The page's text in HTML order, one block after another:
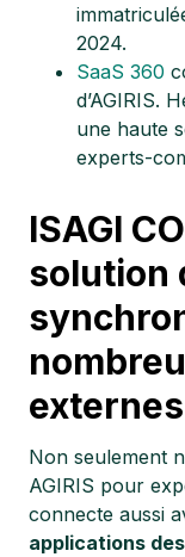
2024.
SaaS 360
d’AGIRIS.
une haute
experts-
ISAGI
solution
externes
Non seulement
AGIRIS pour
connecte aussi
applications